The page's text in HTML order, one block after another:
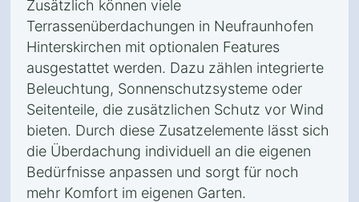
Zusätzlich können viele
Terrassenüberdachungen in Neufraunhofen
Hinterskirchen mit optionalen Features
ausgestattet werden. Dazu zählen integrierte
Beleuchtung, Sonnenschutzsysteme oder
Seitenteile, die zusätzlichen Schutz vor Wind
bieten. Durch diese Zusatzelemente lässt sich
die Überdachung individuell an die eigenen
Bedürfnisse anpassen und sorgt für noch
mehr Komfort im eigenen Garten.